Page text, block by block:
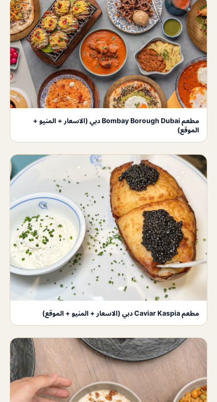
مطعم Bombay Borough Dubai دبي (الاسعار + المنيو +
الموقع)
مطعم Caviar Kaspia دبي (الاسعار + المنيو + الموقع)